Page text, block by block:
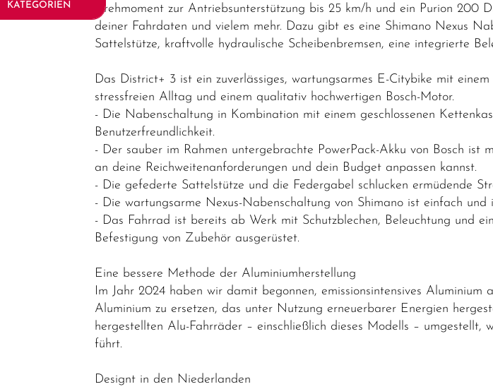
KATEGORIEN
Drehmoment zur Antriebsunterstützung bis 25 km/h und ein Purion
deiner Fahrdaten und vielem mehr. Dazu gibt es eine Shimano Nexus
Sattelstütze, kraftvolle hydraulische Scheibenbremsen, eine integrierte
Das District+ 3 ist ein zuverlässiges, wartungsarmes E-Citybike mit
stressfreien Alltag und einem qualitativ hochwertigen Bosch-Motor.
- Die Nabenschaltung in Kombination mit einem geschlossenen
Benutzerfreundlichkeit.
- Der sauber im Rahmen untergebrachte PowerPack-Akku von Bosch
an deine Reichweitenanforderungen und dein Budget anpassen kannst.
- Die gefederte Sattelstütze und die Federgabel schlucken ermüdende
- Die wartungsarme Nexus-Nabenschaltung von Shimano ist einfach
- Das Fahrrad ist bereits ab Werk mit Schutzblechen, Beleuchtung und
Befestigung von Zubehör ausgerüstet.
Eine bessere Methode der Aluminiumherstellung
Im Jahr 2024 haben wir damit begonnen, emissionsintensives Aluminium
Aluminium zu ersetzen, das unter Nutzung erneuerbarer Energien
hergestellten Alu-Fahrräder – einschließlich dieses Modells – umgestellt,
führt.
Designt in den Niederlanden